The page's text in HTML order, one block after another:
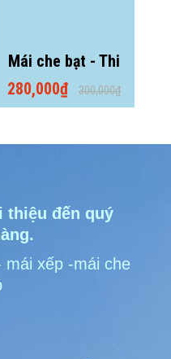
- Thi
che
300,000₫
Mái che -
280,000₫
thiệu đến quý
mái xếp -mái che